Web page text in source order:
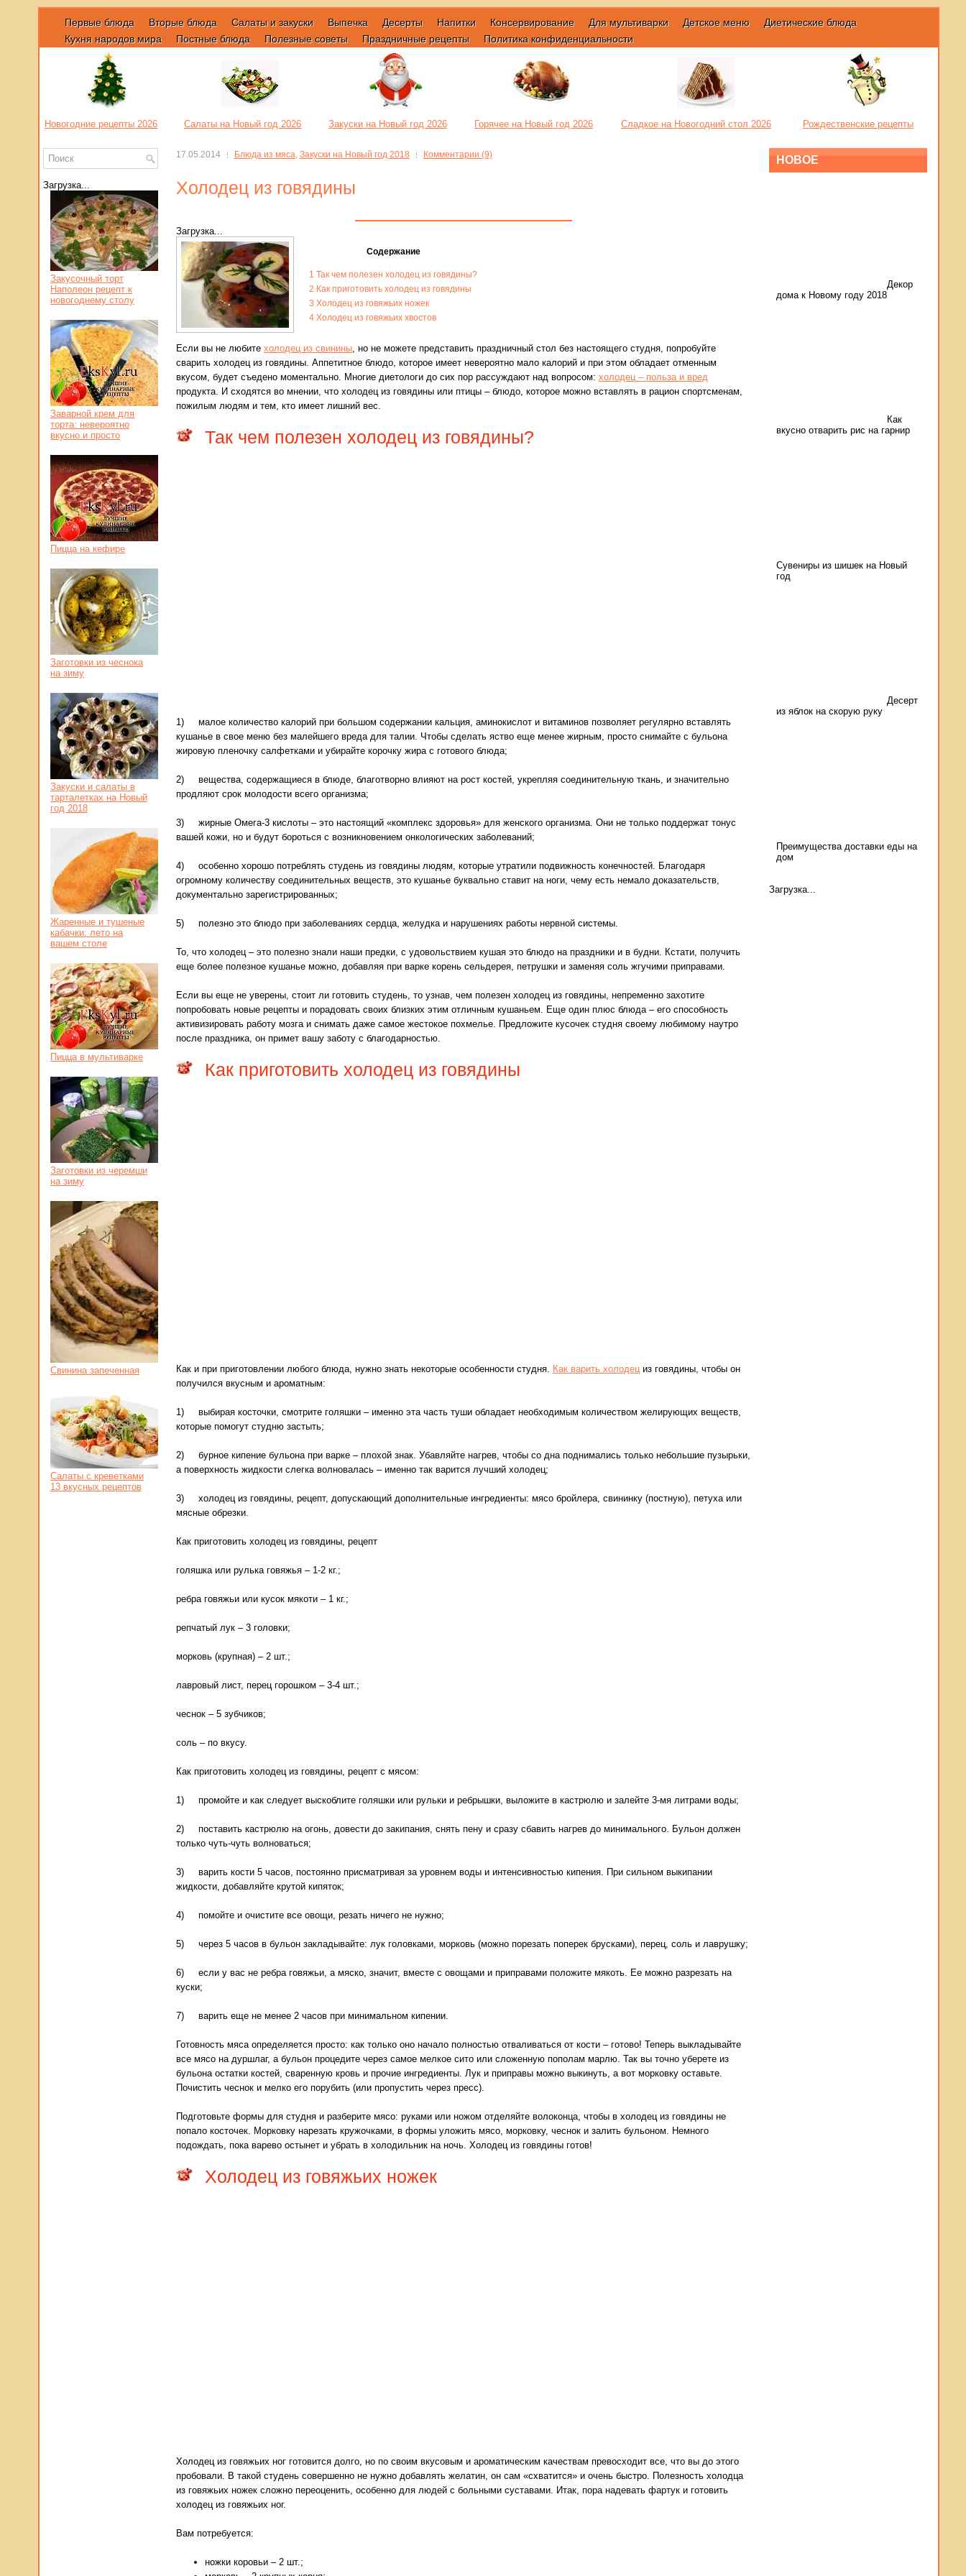
Первые блюда Вторые блюда Салаты и закуски Выпечка Десерты Напитки Консервирование Для мультиварки Детское меню
Диетические блюда
Кухня народов мира
Постные блюда Полезные советы Праздничные рецепты Политика конфиденциальности
Новогодние рецепты 2026 Салаты на Новый год 2026 Закуски на Новый год 2026 Горячее на Новый год 2026 Сладкое на Новогодний стол 2026 Рождественские рецепты
17.05.2014 Блюда из мяса, Закуски на Новый год 2018 Комментарии (9)
Холодец из говядины
Загрузка...
Содержание
1 Так чем полезен холодец из говядины?
2 Как приготовить холодец из говядины
3 Холодец из говяжьих ножек
4 Холодец из говяжьих хвостов
Если вы не любите холодец из свинины, но не можете представить праздничный стол без настоящего студня, попробуйте
сварить холодец из говядины. Аппетитное блюдо, которое имеет невероятно мало калорий и при этом обладает отменным
вкусом, будет съедено моментально. Многие диетологи до сих пор рассуждают над вопросом: холодец – польза и вред
продукта. И сходятся во мнении, что холодец из говядины или птицы – блюдо, которое можно вставлять в рацион спортсменам,
пожилым людям и тем, кто имеет лишний вес.
Так чем полезен холодец из говядины?
1) малое количество калорий при большом содержании кальция, аминокислот и витаминов позволяет регулярно вставлять
кушанье в свое меню без малейшего вреда для талии. Чтобы сделать яство еще менее жирным, просто снимайте с бульона
жировую пленочку салфетками и убирайте корочку жира с готового блюда;
2) вещества, содержащиеся в блюде, благотворно влияют на рост костей, укрепляя соединительную ткань, и значительно
продляют срок молодости всего организма;
3) жирные Омега-3 кислоты – это настоящий «комплекс здоровья» для женского организма. Они не только поддержат тонус
вашей кожи, но и будут бороться с возникновением онкологических заболеваний;
4) особенно хорошо потреблять студень из говядины людям, которые утратили подвижность конечностей. Благодаря
огромному количеству соединительных веществ, это кушанье буквально ставит на ноги, чему есть немало доказательств,
документально зарегистрированных;
5) полезно это блюдо при заболеваниях сердца, желудка и нарушениях работы нервной системы.
То, что холодец – это полезно знали наши предки, с удовольствием кушая это блюдо на праздники и в будни. Кстати, получить
еще более полезное кушанье можно, добавляя при варке корень сельдерея, петрушки и заменяя соль жгучими приправами.
Если вы еще не уверены, стоит ли готовить студень, то узнав, чем полезен холодец из говядины, непременно захотите
попробовать новые рецепты и порадовать своих близких этим отличным кушаньем. Еще один плюс блюда – его способность
активизировать работу мозга и снимать даже самое жестокое похмелье. Предложите кусочек студня своему любимому наутро
после праздника, он примет вашу заботу с благодарностью.
Как приготовить холодец из говядины
Как и при приготовлении любого блюда, нужно знать некоторые особенности студня. Как варить холодец из говядины, чтобы он
получился вкусным и ароматным:
1) выбирая косточки, смотрите голяшки – именно эта часть туши обладает необходимым количеством желирующих веществ,
которые помогут студню застыть;
2) бурное кипение бульона при варке – плохой знак. Убавляйте нагрев, чтобы со дна поднимались только небольшие пузырьки,
а поверхность жидкости слегка волновалась – именно так варится лучший холодец;
3) холодец из говядины, рецепт, допускающий дополнительные ингредиенты: мясо бройлера, свининку (постную), петуха или
мясные обрезки.
Как приготовить холодец из говядины, рецепт
голяшка или рулька говяжья – 1-2 кг.;
ребра говяжьи или кусок мякоти – 1 кг.;
репчатый лук – 3 головки;
морковь (крупная) – 2 шт.;
лавровый лист, перец горошком – 3-4 шт.;
чеснок – 5 зубчиков;
соль – по вкусу.
Как приготовить холодец из говядины, рецепт с мясом:
1) промойте и как следует выскоблите голяшки или рульки и ребрышки, выложите в кастрюлю и залейте 3-мя литрами воды;
2) поставить кастрюлю на огонь, довести до закипания, снять пену и сразу сбавить нагрев до минимального. Бульон должен
только чуть-чуть волноваться;
3) варить кости 5 часов, постоянно присматривая за уровнем воды и интенсивностью кипения. При сильном выкипании
жидкости, добавляйте крутой кипяток;
4) помойте и очистите все овощи, резать ничего не нужно;
5) через 5 часов в бульон закладывайте: лук головками, морковь (можно порезать поперек брусками), перец, соль и лаврушку;
6) если у вас не ребра говяжьи, а мяско, значит, вместе с овощами и приправами положите мякоть. Ее можно разрезать на
куски;
7) варить еще не менее 2 часов при минимальном кипении.
Готовность мяса определяется просто: как только оно начало полностью отваливаться от кости – готово! Теперь выкладывайте
все мясо на дуршлаг, а бульон процедите через самое мелкое сито или сложенную пополам марлю. Так вы точно уберете из
бульона остатки костей, сваренную кровь и прочие ингредиенты. Лук и приправы можно выкинуть, а вот морковку оставьте.
Почистить чеснок и мелко его порубить (или пропустить через пресс).
Подготовьте формы для студня и разберите мясо: руками или ножом отделяйте волоконца, чтобы в холодец из говядины не
попало косточек. Морковку нарезать кружочками, в формы уложить мясо, морковку, чеснок и залить бульоном. Немного
подождать, пока варево остынет и убрать в холодильник на ночь. Холодец из говядины готов!
Холодец из говяжьих ножек
Холодец из говяжьих ног готовится долго, но по своим вкусовым и ароматическим качествам превосходит все, что вы до этого
пробовали. В такой студень совершенно не нужно добавлять желатин, он сам «схватится» и очень быстро. Полезность холодца
из говяжьих ножек сложно переоценить, особенно для людей с больными суставами. Итак, пора надевать фартук и готовить
холодец из говяжьих ног.
Вам потребуется:
ножки коровьи – 2 шт.;
Загрузка...
Закусочный торт
Наполеон рецепт к
новогоднему столу
Заварной крем для
торта: невероятно
вкусно и просто
Пицца на кефире
Заготовки из чеснока
на зиму
Закуски и салаты в
тарталетках на Новый
год 2018
Жаренные и тушеные
кабачки: лето на
вашем столе
Пицца в мультиварке
Заготовки из черемши
на зиму
Свинина запеченная
Салаты с креветками
13 вкусных рецептов
НОВОЕ
Декор
дома к Новому году 2018
Как
вкусно отварить рис на гарнир
Сувениры из шишек на Новый
год
Десерт
из яблок на скорую руку
Преимущества доставки еды на
дом
Загрузка...